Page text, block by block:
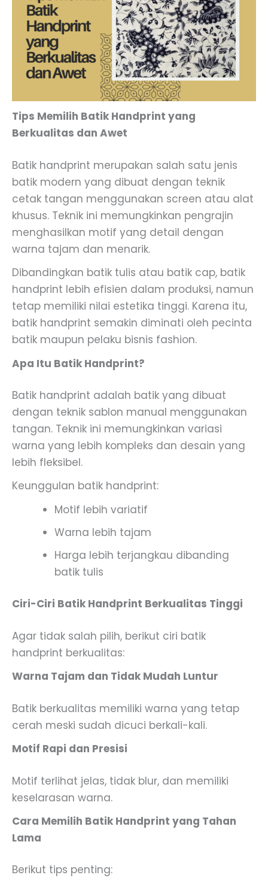
Tips Memilih Batik Handprint yang
Berkualitas dan Awet
Batik handprint merupakan salah satu jenis
batik modern yang dibuat dengan teknik
cetak tangan menggunakan screen atau alat
khusus. Teknik ini memungkinkan pengrajin
menghasilkan motif yang detail dengan
warna tajam dan menarik.
Dibandingkan batik tulis atau batik cap, batik
handprint lebih efisien dalam produksi, namun
tetap memiliki nilai estetika tinggi. Karena itu,
batik handprint semakin diminati oleh pecinta
batik maupun pelaku bisnis fashion.
Apa Itu Batik Handprint?
Batik handprint adalah batik yang dibuat
dengan teknik sablon manual menggunakan
tangan. Teknik ini memungkinkan variasi
warna yang lebih kompleks dan desain yang
lebih fleksibel.
Keunggulan batik handprint:
Motif lebih variatif
Warna lebih tajam
Harga lebih terjangkau dibanding
batik tulis
Ciri-Ciri Batik Handprint Berkualitas Tinggi
Agar tidak salah pilih, berikut ciri batik
handprint berkualitas:
Warna Tajam dan Tidak Mudah Luntur
Batik berkualitas memiliki warna yang tetap
cerah meski sudah dicuci berkali-kali.
Motif Rapi dan Presisi
Motif terlihat jelas, tidak blur, dan memiliki
keselarasan warna.
Cara Memilih Batik Handprint yang Tahan
Lama
Berikut tips penting: